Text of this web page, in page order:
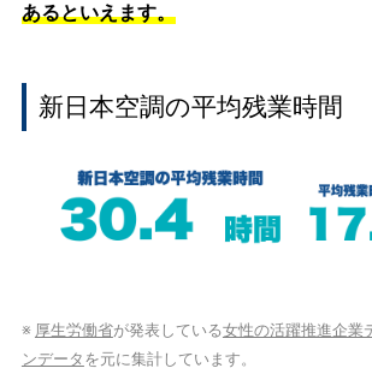
あるといえます。
新日本空調の平均残業時間
※ 厚生労働省が発表している女性の活躍推進企業
ンデータ を元に集計しています。